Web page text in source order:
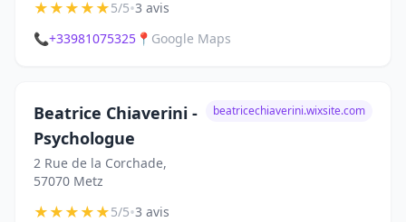
★★★★★5/5•3 avis
📞+33981075325 📍 Google Maps
Beatrice Chiaverini -
Psychologue
2 Rue de la Corchade,
57070 Metz
beatricechiaverini.wixsite.com
★★★★★5/5•3 avis